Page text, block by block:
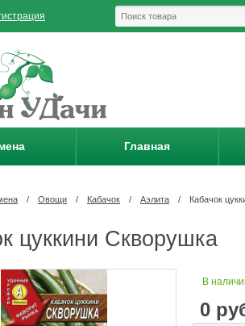
Главная
/ Овощи / Кабачок / Аэлита / Кабачок
цуккини Скворушка
В
0